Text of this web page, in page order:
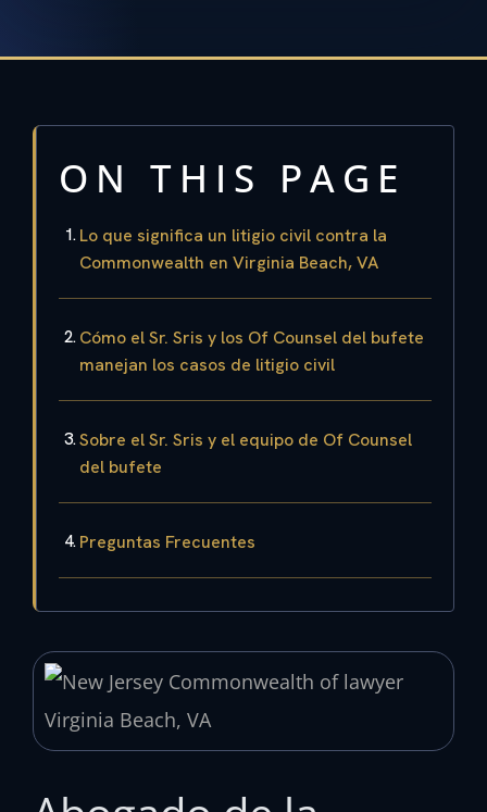
ON THIS PAGE
Lo que significa un litigio civil contra la
Commonwealth en Virginia Beach, VA
Cómo el Sr. Sris y los Of Counsel del bufete
manejan los casos de litigio civil
Sobre el Sr. Sris y el equipo de Of Counsel
del bufete
Preguntas Frecuentes